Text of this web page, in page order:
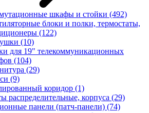
шкафы и стойки (492)
блоки и полки, термостаты,
(122)
(10)
для 19" телекоммуникационных
(104)
(29)
(9)
коридор (1)
распределительные, корпуса (29)
панели (патч-панели) (74)